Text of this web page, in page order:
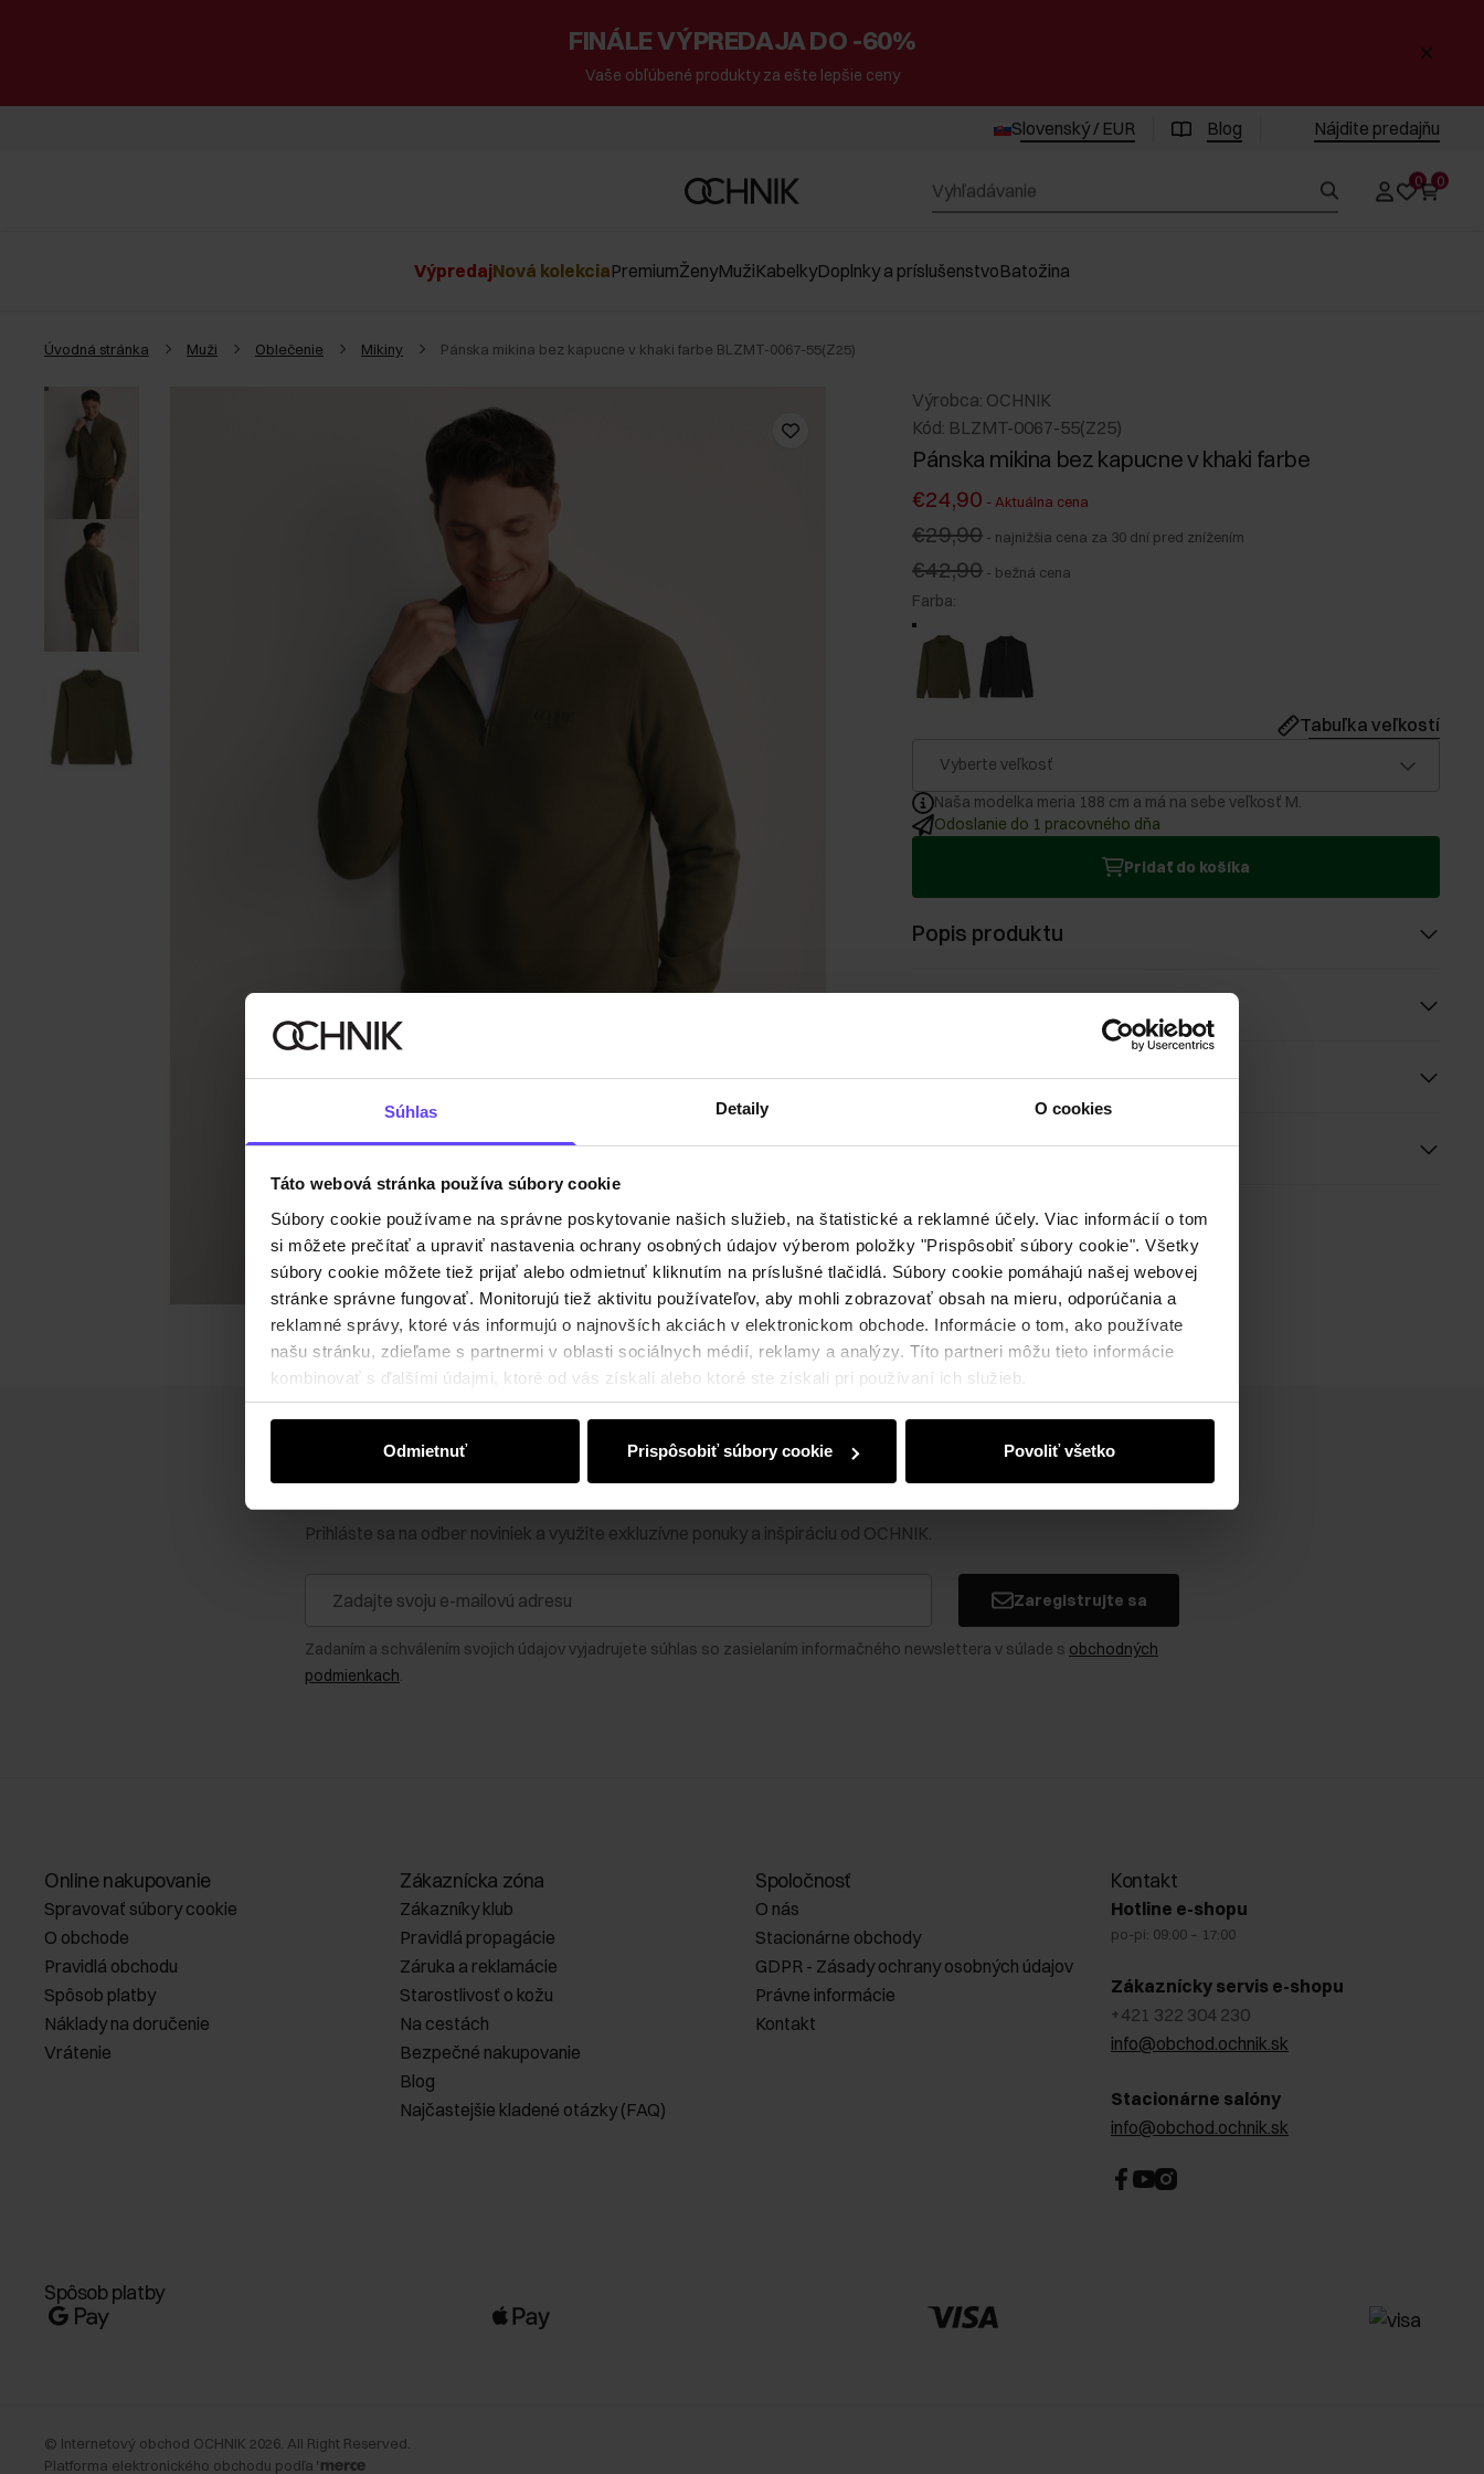
Súhlas Detaily O cookies
Táto webová stránka používa súbory cookie
Súbory cookie používame na správne poskytovanie našich služieb, na štatistické a reklamné účely. Viac informácií o tom
si môžete prečítať a upraviť nastavenia ochrany osobných údajov výberom položky "Prispôsobiť súbory cookie". Všetky
súbory cookie môžete tiež prijať alebo odmietnuť kliknutím na príslušné tlačidlá. Súbory cookie pomáhajú našej webovej
stránke správne fungovať. Monitorujú tiež aktivitu používateľov, aby mohli zobrazovať obsah na mieru, odporúčania a
reklamné správy, ktoré vás informujú o najnovších akciách v elektronickom obchode. Informácie o tom, ako používate
našu stránku, zdieľame s partnermi v oblasti sociálnych médií, reklamy a analýzy. Títo partneri môžu tieto informácie
kombinovať s ďalšími údajmi, ktoré od vás získali alebo ktoré ste získali pri používaní ich služieb.
Odmietnuť Prispôsobiť súbory cookie Povoliť všetko
FINÁLE VÝPREDAJA DO -60%
Vaše obľúbené produkty za ešte lepšie ceny
Slovenský / EUR Blog Nájdite predajňu
0 0
VýpredajNová kolekciaPremiumŽenyMužiKabelkyDoplnky a príslušenstvoBatožina
Úvodná stránka Muži Oblečenie Mikiny Pánska mikina bez kapucne v khaki farbe BLZMT-0067-55(Z25)
Výrobca: OCHNIK
Kód: BLZMT-0067-55(Z25)
Pánska mikina bez kapucne v khaki farbe
€24,90 - Aktuálna cena
€29,90 - najnižšia cena za 30 dní pred znížením
€42,90 - bežná cena
Farba:
Tabuľka veľkostí
Vyberte veľkosť
Naša modelka meria 188 cm a má na sebe veľkosť M.
Odoslanie do 1 pracovného dňa
Pridať do košíka
Popis produktu
Zloženie
Recenzie
Získajte zľavu 10 € na prvý nákup!
Prihláste sa na odber noviniek a využite exkluzívne ponuky a inšpiráciu od OCHNIK.
Zaregistrujte sa
Zadaním a schválením svojich údajov vyjadrujete súhlas so zasielaním informačného newslettera v súlade s obchodných
podmienkach.
Online nakupovanie
Spravovať súbory cookie
O obchode
Pravidlá obchodu
Spôsob platby
Náklady na doručenie
Vrátenie
Zákaznícka zóna
Zákazníky klub
Pravidlá propagácie
Záruka a reklamácie
Starostlivosť o kožu
Na cestách
Bezpečné nakupovanie
Blog
Najčastejšie kladené otázky (FAQ)
Spoločnosť
O nás
Stacionárne obchody
GDPR - Zásady ochrany osobných údajov
Právne informácie
Kontakt
Kontakt
Hotline e-shopu
po-pi: 09:00 – 17:00
Zákaznícky servis e-shopu
+421 322 304 230
info@obchod.ochnik.sk
Stacionárne salóny
info@obchod.ochnik.sk
Spôsob platby
© Internetový obchod OCHNIK 2026. All Right Reserved.
Platforma elektronického obchodu podľa